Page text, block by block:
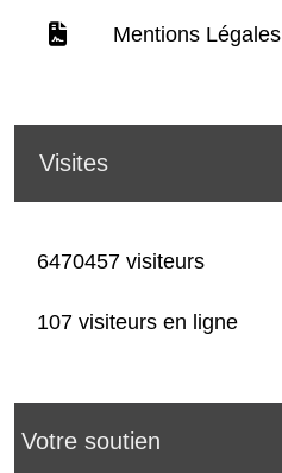
Mentions Légales
Visites
6470457 visiteurs
107 visiteurs en ligne
Votre soutien